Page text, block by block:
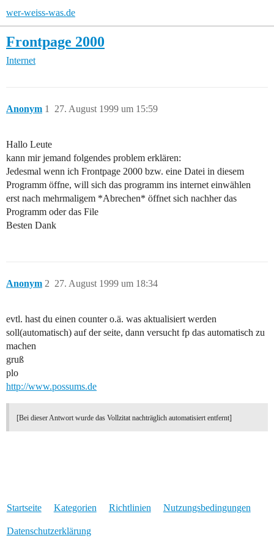
wer-weiss-was.de
Frontpage 2000
Internet
Anonym 27. August 1999 um 15:59
1
Hallo Leute
kann mir jemand folgendes problem erklären:
Jedesmal wenn ich Frontpage 2000 bzw. eine Datei in diesem
Programm öffne, will sich das programm ins internet einwählen
erst nach mehrmaligem *Abrechen* öffnet sich nachher das
Programm oder das File
Besten Dank
Anonym 27. August 1999 um 18:34
2
evtl. hast du einen counter o.ä. was aktualisiert werden
soll(automatisch) auf der seite, dann versucht fp das automatisch zu
machen
gruß
plo
http://www.possums.de
[Bei dieser Antwort wurde das Vollzitat nachträglich automatisiert entfernt]
Startseite Kategorien Richtlinien Nutzungsbedingungen
Datenschutzerklärung